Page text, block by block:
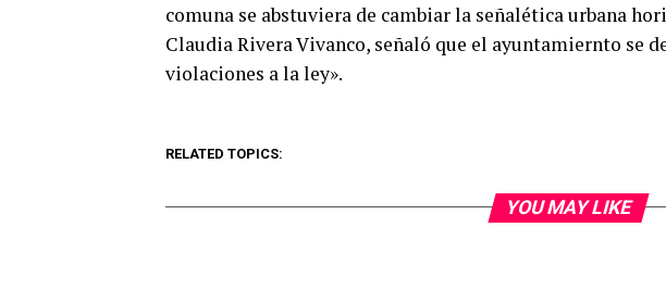
comuna se abstuviera de cambiar la señalética urbana
Claudia Rivera Vivanco, señaló que el ayuntamiernto se
violaciones a la ley».
RELATED TOPICS:
YOU MAY LIKE